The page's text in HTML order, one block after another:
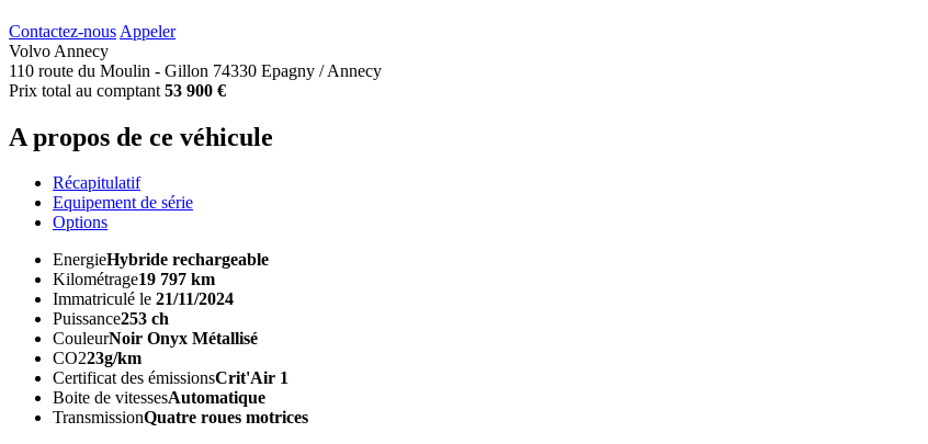
Contactez-nous Appeler
Volvo Annecy
110 route du Moulin - Gillon 74330 Epagny / Annecy
Prix total au comptant 53 900 €
A propos de ce véhicule
Récapitulatif
Equipement de série
Options
EnergieHybride rechargeable
Kilométrage19 797 km
Immatriculé le 21/11/2024
Puissance253 ch
CouleurNoir Onyx Métallisé
CO223g/km
Certificat des émissionsCrit'Air 1
Boite de vitessesAutomatique
TransmissionQuatre roues motrices